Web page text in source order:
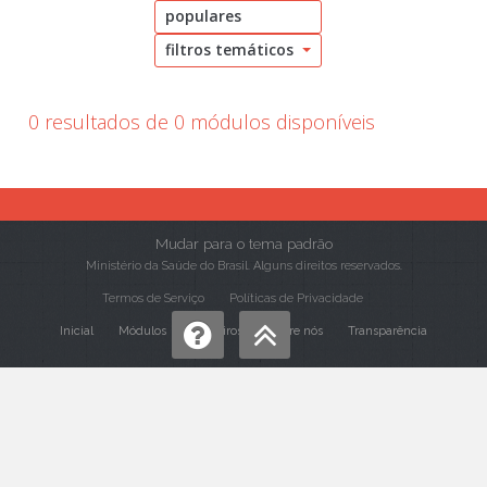
populares
filtros temáticos
0 resultados de 0 módulos disponíveis
Mudar para o tema padrão
Ministério da Saúde do Brasil. Alguns direitos reservados.
Termos de Serviço Políticas de Privacidade
Inicial Módulos Parceiros Sobre nós Transparência